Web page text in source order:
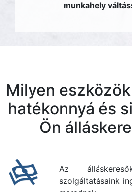
munkahely
Milyen
hatékonnyá és
Ön
Az
szolgáltatásaink